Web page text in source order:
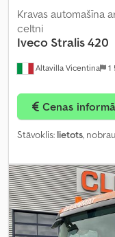
Altavilla Vicentina 1
Kravas automašīna
celtni
Iveco Stralis 420
Cenas
Stāvoklis: lietots,